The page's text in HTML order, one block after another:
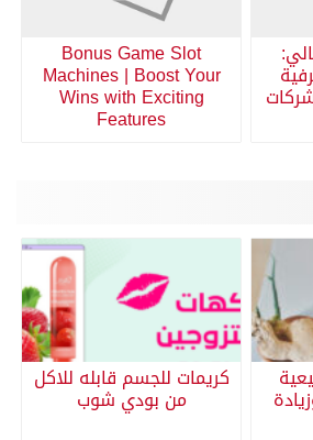
Bonus Game Slot
Machines | Boost Your
Wins with Exciting
Features
كريمات للجسم قابله للاكل
من بودي شوب